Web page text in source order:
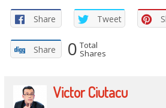
Share Tweet
Share 0 Total
Shares
Victor Ciutacu